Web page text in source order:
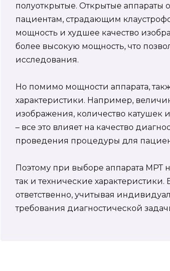
полуоткрытые. Открытые аппараты
пациентам, страдающим
мощность и худшее качество
более высокую мощность, что
исследования.
Но помимо мощности аппарата,
характеристики. Например,
изображения, количество катушек
– все это влияет на качество
проведения процедуры для
Поэтому при выборе аппарата МРТ
так и технические
ответственно, учитывая
требования диагностической